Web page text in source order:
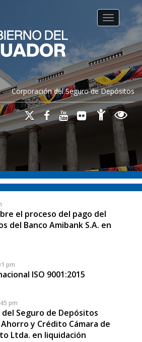
Corporación del Seguro de Depósitos
Toggle
el proceso del pago del
del Banco Amibank S.A. en
pm
ISO 9001:2015
pm
del Seguro de Depósitos
y Crédito Cámara de
Ltda. en liquidación